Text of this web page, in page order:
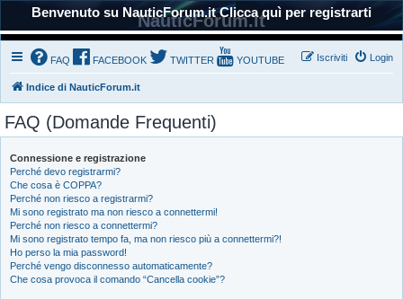
Benvenuto su NauticForum.it Clicca quì per registrarti
NauticForum.it
FAQ FACEBOOK TWITTER YOUTUBE Login
Iscriviti
Indice di NauticForum.it
FAQ (Domande Frequenti)
Connessione e registrazione
Perché devo registrarmi?
Che cosa è COPPA?
Perché non riesco a registrarmi?
Mi sono registrato ma non riesco a connettermi!
Perché non riesco a connettermi?
Mi sono registrato tempo fa, ma non riesco più a connettermi?!
Ho perso la mia password!
Perché vengo disconnesso automaticamente?
Che cosa provoca il comando “Cancella cookie”?